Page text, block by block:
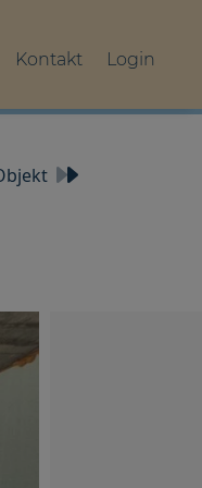
Kontakt Login